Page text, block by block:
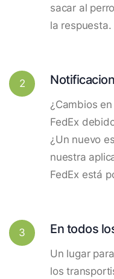
sacar al
la respuesta.
2
¿Cambios
FedEx
¿Un nuevo
nuestra
FedEx está
3 En todos
Un lugar
los